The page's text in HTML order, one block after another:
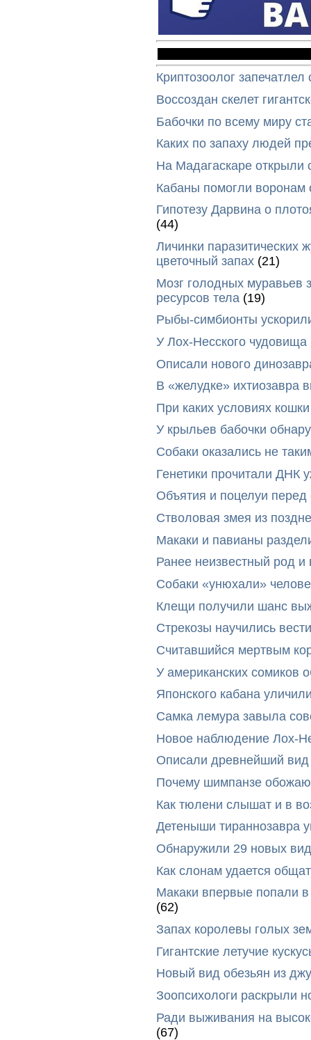
Криптозоолог
Воссоздан скелет
Бабочки по всему миру
Каких по запаху людей
На Мадагаскаре открыли
Кабаны помогли воронам
Гипотезу Дарвина о
(44)
Личинки паразитических
цветочный запах (21)
Мозг голодных муравьев
ресурсов тела (19)
Рыбы-симбионты
У Лох-Несского
Описали нового
В «желудке» ихтиозавра
При каких условиях
У крыльев бабочки
Собаки оказались не
Генетики прочитали ДНК
Объятия и поцелуи
Стволовая змея из
Макаки и павианы
Ранее неизвестный род и
Собаки «унюхали»
Клещи получили шанс
Стрекозы научились
Считавшийся мертвым
У американских сомиков
Японского кабана
Самка лемура завыла
Новое наблюдение Лох-
Описали древнейший
Почему шимпанзе
Как тюлени слышат и в
Детеныши тираннозавра
Обнаружили 29 новых
Как слонам удается
Макаки впервые попали
(62)
Запах королевы голых
Гигантские летучие
Новый вид обезьян из
Зоопсихологи раскрыли
Ради выживания на
(67)